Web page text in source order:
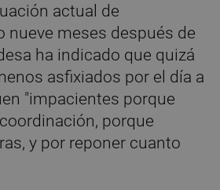
actual de
nueve meses después de
ha indicado que quizá
asfixiados por el día a
"impacientes porque
porque
y por reponer cuanto